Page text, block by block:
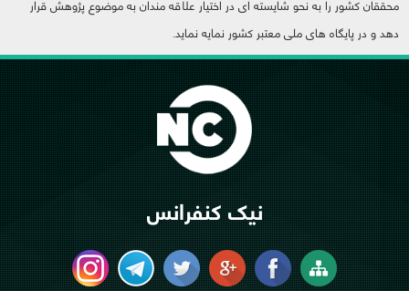
دهد و در پایگاه های ملی معتبر کشور نمایه نماید.
نیک کنفرانس